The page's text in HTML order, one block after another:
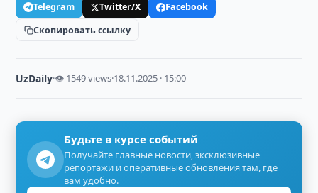
Telegram Twitter/X
Facebook
Скопировать ссылку
UzDaily·👁 1549 views·18.11.2025 · 15:00
Будьте в курсе событий
Получайте главные новости, эксклюзивные
репортажи и оперативные обновления там, где
вам удобно.